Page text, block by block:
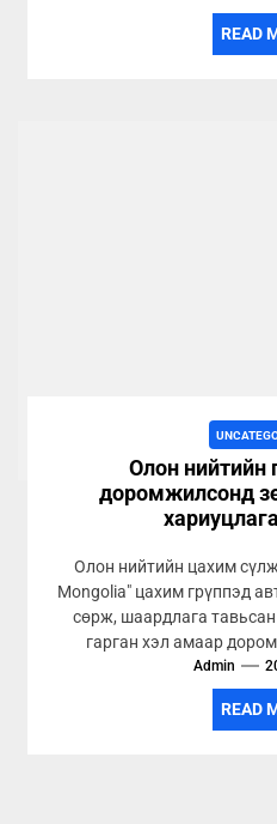
READ
Олон нийтийн
доромжилсонд
Олон нийтийн цахим
Mongolia" цахим грүппэд
сөрж, шаардлага
гарган хэл амаар
Admin
READ